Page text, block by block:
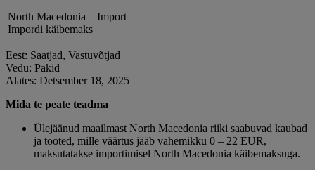
North Macedonia – Import
Impordi käibemaks
Eest: Saatjad, Vastuvõtjad
Vedu: Pakid
Alates: Detsember 18, 2025
Mida te peate teadma
Ülejäänud maailmast North Macedonia riiki saabuvad kaubad
ja tooted, mille väärtus jääb vahemikku 0 – 22 EUR,
maksutatakse importimisel North Macedonia käibemaksuga.